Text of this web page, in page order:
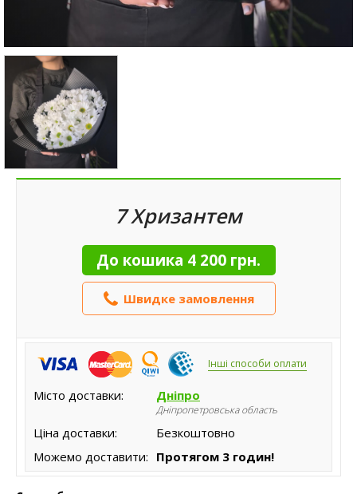
7 Хризантем
До кошика 4 200 грн.
Швидке замовлення
Інші способи оплати
Місто доставки: Дніпро
Дніпропетровська область
Ціна доставки:
Безкоштовно
Можемо доставити: Протягом 3 годин!